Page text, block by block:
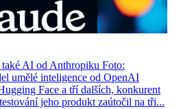
AI od Anthropiku Foto:
umělé inteligence od OpenAI
Face a tří dalších, konkurent
jeho produkt zaútočil na tři...